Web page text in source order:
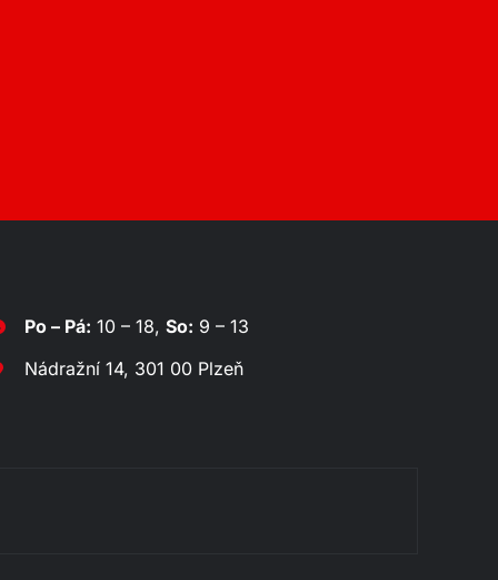
Po – Pá: 10 – 18,So: 9 – 13
Nádražní 14, 301 00 Plzeň